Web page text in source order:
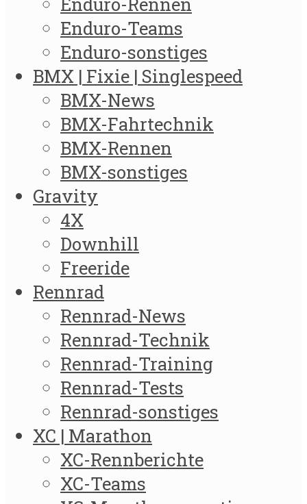
Enduro-Teams
Enduro-sonstiges
BMX | Fixie | Singlespeed
BMX-News
BMX-Fahrtechnik
BMX-Rennen
BMX-sonstiges
Gravity
4X
Downhill
Freeride
Rennrad
Rennrad-News
Rennrad-Technik
Rennrad-Training
Rennrad-Tests
Rennrad-sonstiges
XC | Marathon
XC-Rennberichte
XC-Teams